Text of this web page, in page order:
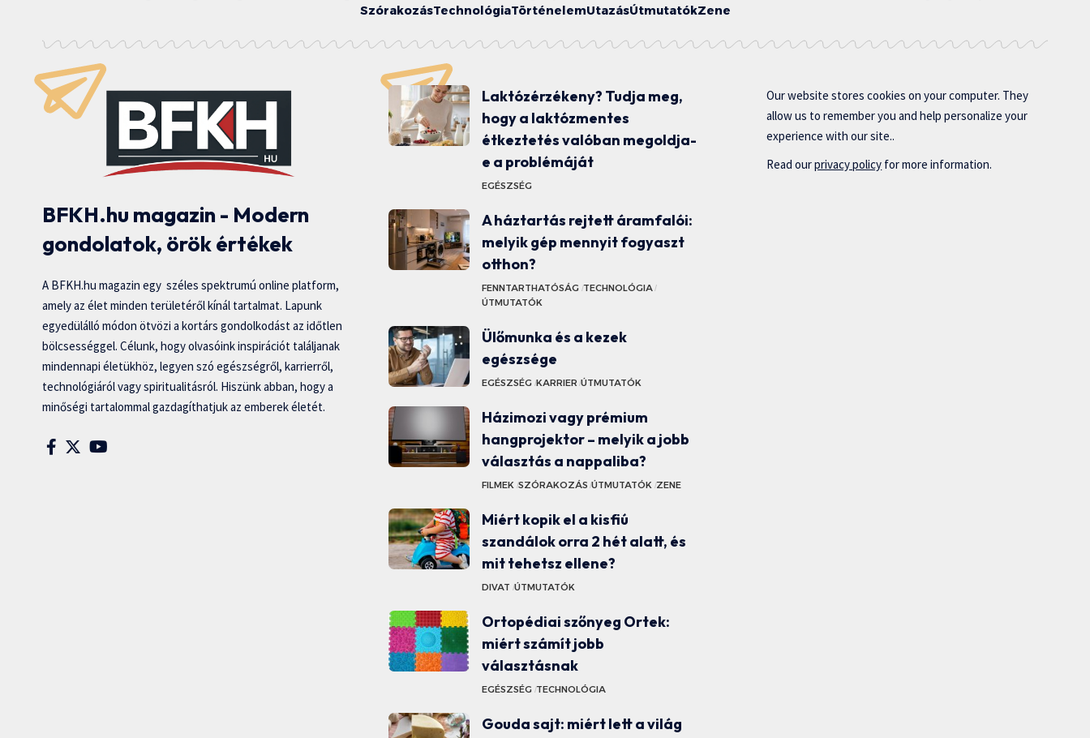
SzórakozásTechnológiaTörténelemUtazásÚtmutatókZene
BFKH.hu magazin - Modern
gondolatok, örök értékek
A BFKH.hu magazin egy széles spektrumú online platform,
amely az élet minden területéről kínál tartalmat. Lapunk
egyedülálló módon ötvözi a kortárs gondolkodást az időtlen
bölcsességgel. Célunk, hogy olvasóink inspirációt találjanak
mindennapi életükhöz, legyen szó egészségről, karrierről,
technológiáról vagy spiritualitásról. Hiszünk abban, hogy a
minőségi tartalommal gazdagíthatjuk az emberek életét.
Laktózérzékeny? Tudja meg,
hogy a laktózmentes
étkeztetés valóban megoldja-
e a problémáját
EGÉSZSÉG
A háztartás rejtett áramfalói:
melyik gép mennyit fogyaszt
otthon?
FENNTARTHATÓSÁG TECHNOLÓGIA
ÚTMUTATÓK
Ülőmunka és a kezek
egészsége
EGÉSZSÉG KARRIER ÚTMUTATÓK
Házimozi vagy prémium
hangprojektor – melyik a jobb
választás a nappaliba?
FILMEK SZÓRAKOZÁS ÚTMUTATÓK ZENE
Miért kopik el a kisfiú
szandálok orra 2 hét alatt, és
mit tehetsz ellene?
DIVAT ÚTMUTATÓK
Ortopédiai szőnyeg Ortek:
miért számít jobb
választásnak
EGÉSZSÉG TECHNOLÓGIA
Gouda sajt: miért lett a világ
Our website stores cookies on your computer. They
allow us to remember you and help personalize your
experience with our site..
Read ourprivacy policy for more information.